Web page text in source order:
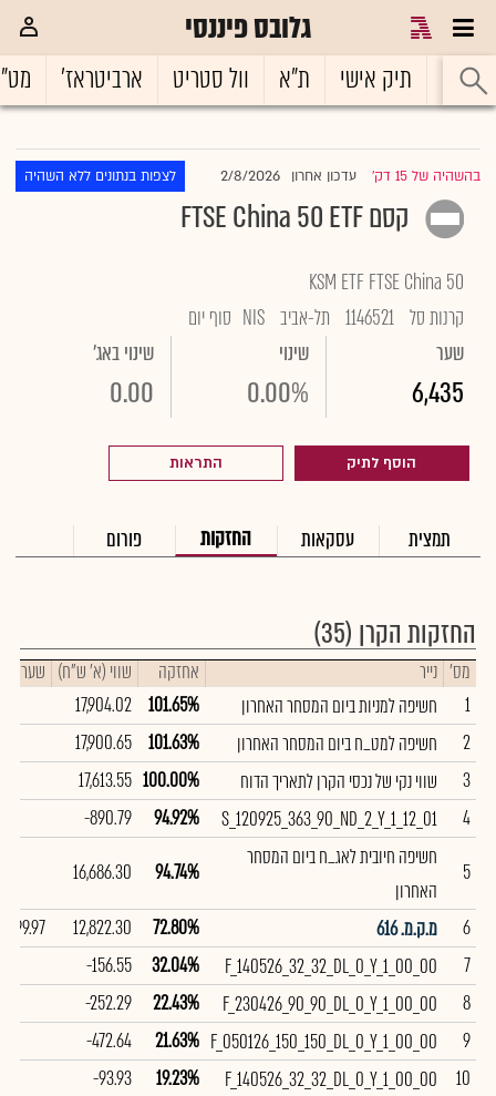
גלובס פיננסי
ראשי תיק אישי ת"א וול סטריט ארביטראז'
בהשהיה של 15 דק' |עדכון אחרון 2/8/2026 לצפות בנתונים ללא השהיה
קסם FTSE China 50 ETF
KSM ETF FTSE China 50
קרנות סל 1146521 תל-אביב NIS סוף יום
שער
6,435
שינוי
0.00%
שינוי באג'
0.00
הוסף לתיק התראות
תמצית עסקאות החזקות פורום
החזקות הקרן (35)
מס' נייר אחזקה שווי (א' ש"ח) שער
1
חשיפה למניות ביום המסחר האחרון 101.65%
17,904.02
2
חשיפה למט_ח ביום המסחר האחרון 101.63%
17,900.65
3
שווי נקי של נכסי הקרן לתאריך הדוח 100.00%
17,613.55
4
S_120925_363_90_ND_2_Y_1_12_01
94.92%
-890.79
5
חשיפה חיובית לאג_ח ביום המסחר
האחרון
94.74%
16,686.30
6
מ.ק.מ. 616 72.80%
12,822.30
99.97
7
F_140526_32_32_DL_0_Y_1_00_00
32.04%
-156.55
8
F_230426_90_90_DL_0_Y_1_00_00
22.43%
-252.29
9
F_050126_150_150_DL_0_Y_1_00_00
21.63%
-472.64
10
F_140526_32_32_DL_0_Y_1_00_00
19.23%
-93.93